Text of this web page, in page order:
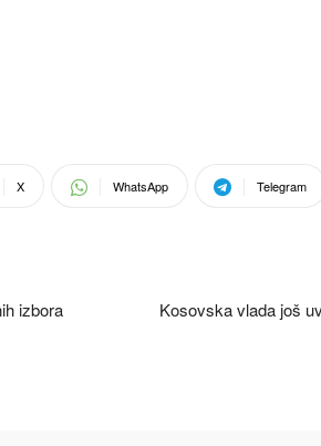
X WhatsApp Telegram
izbora
Kosovska vlada još